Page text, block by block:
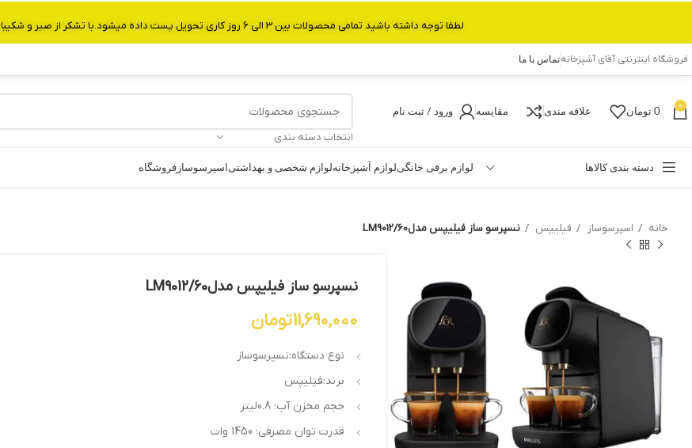
فروشگاه اینترنتی آقای آشپزخانهتماس با ما
0
0 تومان علاقه مندی مقایسه ورود / ثبت نام
انتخاب دسته بندی
دسته بندی کالاها لوازم برقی خانگیلوازم آشپزخانهلوازم شخصی و بهداشتی اسپرسوساز فروشگاه
خانه اسپرسوساز فیلیپس نسپرسو ساز فیلیپس مدلLM9012/60
نسپرسو ساز فیلیپس مدلLM9012/60
11,690,000تومان
نوع دستگاه:نسپرسوساز
برند:فیلیپس
حجم مخزن آب: 0.8لیتر
قدرت توان مصرفی: 1450 وات
لطفا توجه داشته باشید تمامی محصولات بین 3 الی 6 روز کاری تحویل پست داده میشود.با تشکر از صبر و شکیبایی شما.شماره تماس:09907750029